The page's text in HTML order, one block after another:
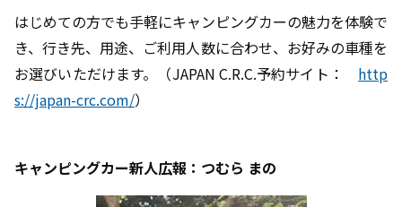
はじめての方でも手軽にキャンピングカーの魅力を体験で
き、行き先、用途、ご利用人数に合わせ、お好みの車種を
お選びいただけます。（JAPAN C.R.C.予約サイト： http
s://japan-crc.com/）
キャンピングカー新人広報：つむら まの